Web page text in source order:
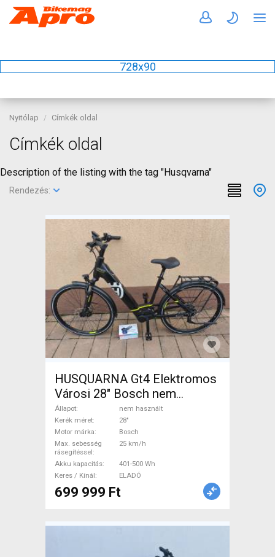
728x90
Nyitólap Címkék oldal
Címkék oldal
Description of the listing with the tag "Husqvarna"
Rendezés:
HUSQUARNA Gt4 Elektromos
Városi 28" Bosch nem
használt ELADÓ
Állapot
nem használt
Kerék méret
28"
Motor márka
Bosch
Max. sebesség
rásegítéssel
25 km/h
Akku kapacitás
401-500 Wh
Keres / Kínál
ELADÓ
699 999 Ft